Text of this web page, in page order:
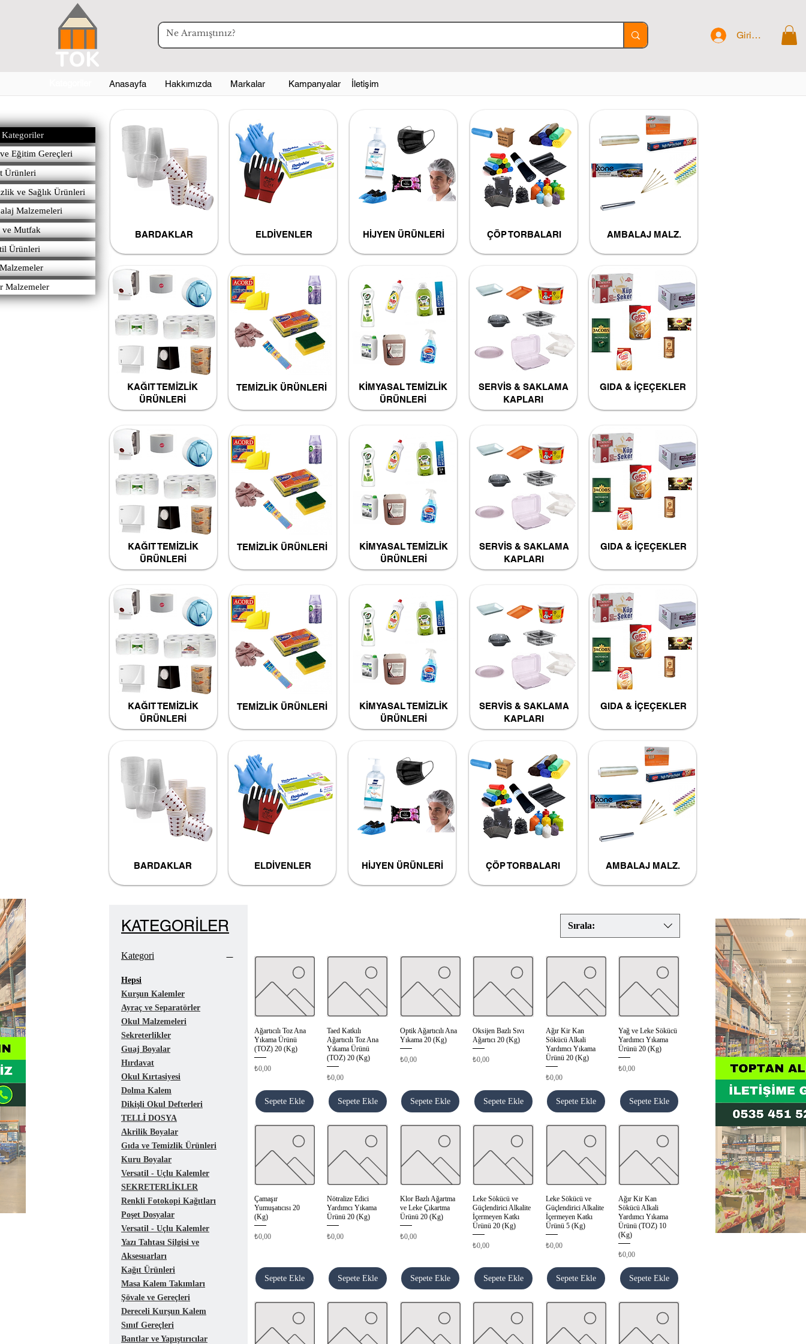
Giriş Yap
Anasayfa Hakkımızda Markalar Kampanyalar İletişim
Eğitim Gereçleri
Ürünleri
ve Sağlık Ürünleri
Malzemeleri
ve Mutfak
Ürünleri
Malzemeler
BARDAKLAR
KAĞIT TEMİZLİK
ÜRÜNLERİ
ELDİVENLER
TEMİZLİK ÜRÜNLERİ
HİJYEN ÜRÜNLERİ
KİMYASAL TEMİZLİK
ÜRÜNLERİ
ÇÖP TORBALARI AMBALAJ MALZ.
SERVİS & SAKLAMA
KAPLARI
GIDA & İÇEÇEKLER
KAĞIT TEMİZLİK
ÜRÜNLERİ
TEMİZLİK ÜRÜNLERİ
KİMYASAL TEMİZLİK
ÜRÜNLERİ
SERVİS & SAKLAMA
KAPLARI
GIDA & İÇEÇEKLER
KAĞIT TEMİZLİK
ÜRÜNLERİ
TEMİZLİK ÜRÜNLERİ
KİMYASAL TEMİZLİK
ÜRÜNLERİ
SERVİS & SAKLAMA
KAPLARI
GIDA & İÇEÇEKLER
BARDAKLAR ELDİVENLER HİJYEN ÜRÜNLERİ ÇÖP TORBALARI AMBALAJ MALZ.
KATEGORİLER
Kategori
Hepsi
Kurşun Kalemler
Ayraç ve Separatörler
Okul Malzemeleri
Sekreterlikler
Guaj Boyalar
Hırdavat
Okul Kırtasiyesi
Dolma Kalem
Dikişli Okul Defterleri
TELLİ DOSYA
Akrilik Boyalar
Gıda ve Temizlik Ürünleri
Kuru Boyalar
Versatil - Uçlu Kalemler
SEKRETERLİKLER
Renkli Fotokopi Kağıtları
Poşet Dosyalar
Versatil - Uçlu Kalemler
Yazı Tahtası Silgisi ve
Aksesuarları
Kağıt Ürünleri
Masa Kalem Takımları
Şövale ve Gereçleri
Dereceli Kurşun Kalem
Sınıf Gereçleri
Bantlar ve Yapıştırıcılar
Sırala:
Hızlı Bakış
Ağartıcılı Toz Ana
Yıkama Ürünü
(TOZ) 20 (Kg)
Fiyat
₺0,00
Sepete Ekle
Hızlı Bakış
Taed Katkılı
Ağartıcılı Toz Ana
Yıkama Ürünü
(TOZ) 20 (Kg)
Fiyat
₺0,00
Sepete Ekle
Hızlı Bakış
Optik Ağartıcılı Ana
Yıkama 20 (Kg)
Fiyat
₺0,00
Sepete Ekle
Hızlı Bakış
Oksijen Bazlı Sıvı
Ağartıcı 20 (Kg)
Fiyat
₺0,00
Sepete Ekle
Hızlı Bakış
Ağır Kir Kan
Sökücü Alkali
Yardımcı Yıkama
Ürünü 20 (Kg)
Fiyat
₺0,00
Sepete Ekle
Hızlı Bakış
Yağ ve Leke Sökücü
Yardımcı Yıkama
Ürünü 20 (Kg)
Fiyat
₺0,00
Sepete Ekle
Hızlı Bakış
Çamaşır
Yumuşatıcısı 20
(Kg)
Fiyat
₺0,00
Sepete Ekle
Hızlı Bakış
Nötralize Edici
Yardımcı Yıkama
Ürünü 20 (Kg)
Fiyat
₺0,00
Sepete Ekle
Hızlı Bakış
Klor Bazlı Ağartma
ve Leke Çıkartma
Ürünü 20 (Kg)
Fiyat
₺0,00
Sepete Ekle
Hızlı Bakış
Leke Sökücü ve
Güçlendirici Alkalite
İçermeyen Katkı
Ürünü 20 (Kg)
Fiyat
₺0,00
Sepete Ekle
Hızlı Bakış
Leke Sökücü ve
Güçlendirici Alkalite
İçermeyen Katkı
Ürünü 5 (Kg)
Fiyat
₺0,00
Sepete Ekle
Hızlı Bakış
Ağır Kir Kan
Sökücü Alkali
Yardımcı Yıkama
Ürünü (TOZ) 10
(Kg)
Fiyat
₺0,00
Sepete Ekle